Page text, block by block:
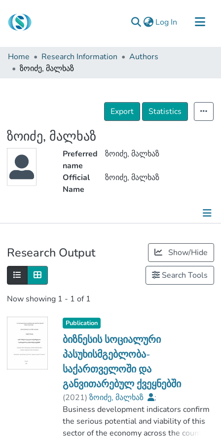
Log In (current)
Communities & Collections
Browse
Home Research Information
Authors
ზოიძე, მალხაზ
Export Statistics
ზოიძე, მალხაზ
Preferred
name
ზოიძე, მალხაზ
Official
Name
ზოიძე, მალხაზ
Research Output Show/Hide
Search Tools
Now showing 1 - 1 of 1
Publication
ბიზნესის სოციალური
პასუხისმგებლობა-
საქართველოში და
განვითარებულ ქვეყნებში
(2021) ზოიძე, მალხაზ
;
მიქელაძე, ედვარდ
;
აგრარულ მეცნიერებათა და ბიზნესის
ადმინისტრირების ფაკულტეტი
Business development indicators confirm
the serious potential and viability of this
sector of the economy across the country,